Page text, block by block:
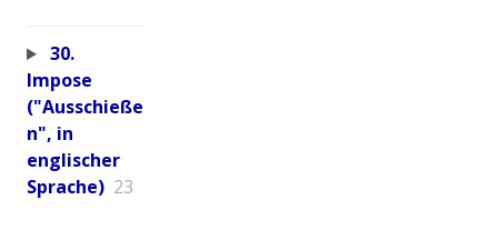
30.
Impose
("Ausschieße
n", in
englischer
Sprache) 23